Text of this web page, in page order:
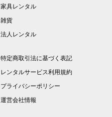
家具レンタル
雑貨
法人レンタル
特定商取引法に基づく表記
レンタルサービス利用規約
プライバシーポリシー
運営会社情報